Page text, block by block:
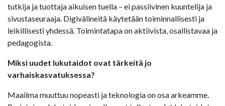
tutkija ja tuottaja aikuisen tuella – ei passiivinen kuuntelija ja
sivustaseuraaja. Digivälineitä käytetään toiminnallisesti ja
leikillisesti yhdessä. Toimintatapa on aktiivista, osallistavaa ja
pedagogista.
Miksi uudet lukutaidot ovat tärkeitä jo
varhaiskasvatuksessa?
Maailma muuttuu nopeasti ja teknologia on osa arkeamme.